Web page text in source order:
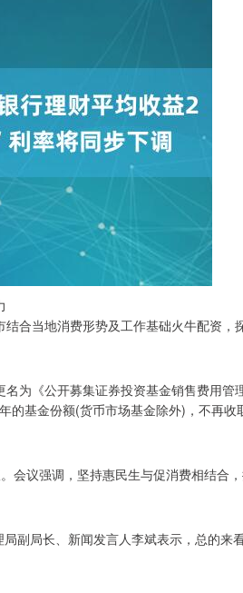
合当地消费形势及工作基础火牛配资，
为《公开募集证券投资基金销售费用管
的基金份额(货币市场基金除外)，不再收
会议强调，坚持惠民生与促消费相结合
副局长、新闻发言人李斌表示，总的来
沪深300 4694.44